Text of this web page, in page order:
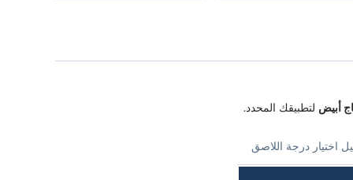
أبيض لتطبيقك المحدد.